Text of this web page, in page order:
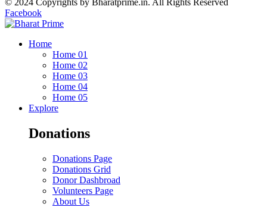
Facebook
Home
Home 01
Home 02
Home 03
Home 04
Home 05
Explore
Donations
Donations Page
Donations Grid
Donor Dashbroad
Volunteers Page
About Us